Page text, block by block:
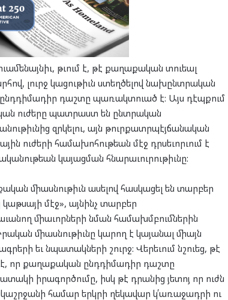
թւում է, թէ քաղաքական տուեալ
լուրջ կացութիւն ստեղծելով նախընտրական
ընդդիմադիր դաշտը պառակտուած է: Այս դէպքում
ուժերը պատրաստ են ընտրական
զրկելու, այն թուրքատրպէյճանական
ուժերի համախոհութեան մէջ դրսեւորւում է
կայացման հնարաւուրութիւնը:
միասնութիւն ասելով հասկացել են տարբեր
մէջ», այնինչ տարբեր
միաւորների նման համախմբումներին
միասնութիւնը կարող է կայանալ միայն
եւ նպատակների շուրջ: Վերեւում նշուեց, թէ
որ քաղաքական ընդդիմադիր դաշտը
իրագործումը, իսկ թէ դրանից յետոյ որ ուժն
համար երկրի ղեկավար կ՛առաջադրի ու